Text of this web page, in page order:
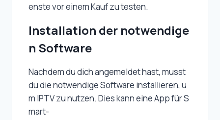
enste vor einem Kauf zu testen.
Installation der notwendige
n Software
Nachdem du dich angemeldet hast, musst
du die notwendige Software installieren, u
m IPTV zu nutzen. Dies kann eine App für S
mart-